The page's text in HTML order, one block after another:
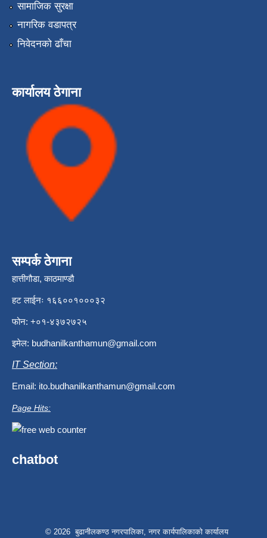
सामाजिक सुरक्षा
नागरिक वडापत्र
निवेदनको ढाँचा
कार्यालय ठेगाना
सम्पर्क ठेगाना
हात्तीगौडा, काठमाण्डौ
हट लाईनः १६६००१०००३२
फोन: +०१-४३७२७२५
इमेल: budhanilkanthamun@gmail.com
IT Section:
Email: ito.budhanilkanthamun@gmail.com
Page Hits:
chatbot
© 2026 बुढानीलकण्ठ नगरपालिका, नगर कार्यपालिकाको कार्यालय